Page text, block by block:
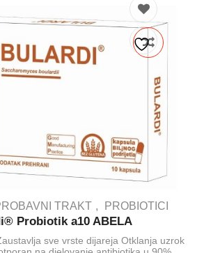
TRAKT PROBIOTICI
Probiotik a10 ABELA
sve vrste dijareja Otklanja uzrok